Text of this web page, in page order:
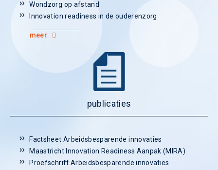
Wondzorg op afstand
Innovation readiness in de ouderenzorg
meer
publicaties
Factsheet Arbeidsbesparende innovaties
Maastricht Innovation Readiness Aanpak (MIRA)
Proefschrift Arbeidsbesparende innovaties